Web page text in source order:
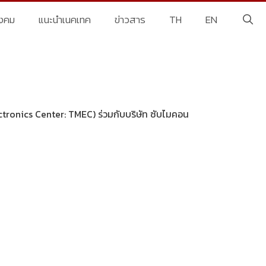
คม แนะนำเนคเทค ข่าวสาร TH EN
Center: TMEC) ร่วมกับบริษัท ซับไมคอน